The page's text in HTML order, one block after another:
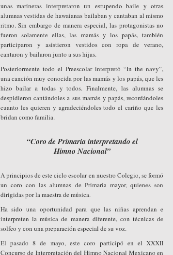
unas marineras interpretaron un estupendo baile y otras
alumnas vestidas de hawaianas bailaban y cantaban al mismo
ritmo. Sin embargo de manera especial, las protagonistas no
fueron solamente ellas, las mamás y los papás, también
participaron y asistieron vestidos con ropa de verano,
cantaron y bailaron junto a sus hijas.
Posteriormente todo el Preescolar interpretó “In the navy”,
una canción muy conocida por las mamás y los papás, que les
hizo bailar a todas y todos. Finalmente, las alumnas se
despidieron cantándoles a sus mamás y papás, recordándoles
cuanto les quieren y agradeciéndoles todo el cariño que les
bridan como familia.
“Coro de Primaria interpretando el
Himno Nacional”
A principios de este ciclo escolar en nuestro Colegio, se formó
un coro con las alumnas de Primaria mayor, quienes son
dirigidas por la maestra de música.
Ha sido una oportunidad para que las niñas aprendan e
interpreten la música de manera diferente, con técnicas de
solfeo y con una preparación especial de su voz.
El pasado 8 de mayo, este coro participó en el XXXII
Concurso de Interpretación del Himno Nacional Mexicano en